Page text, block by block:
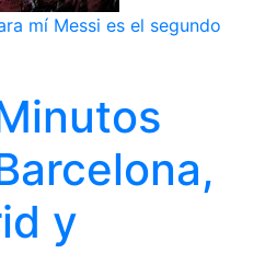
mí Messi es el segundo
y